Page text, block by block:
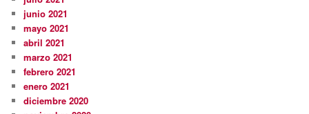
junio 2021
mayo 2021
abril 2021
marzo 2021
febrero 2021
enero 2021
diciembre 2020